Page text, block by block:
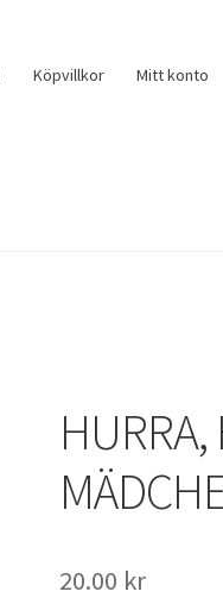
Köpvillkor Mitt konto
20.00 kr